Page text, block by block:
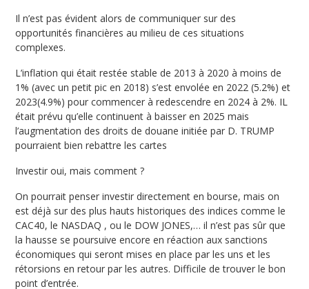
Il n’est pas évident alors de communiquer sur des
opportunités financières au milieu de ces situations
complexes.
L’inflation qui était restée stable de 2013 à 2020 à moins de
1% (avec un petit pic en 2018) s’est envolée en 2022 (5.2%) et
2023(4.9%) pour commencer à redescendre en 2024 à 2%. IL
était prévu qu’elle continuent à baisser en 2025 mais
l’augmentation des droits de douane initiée par D. TRUMP
pourraient bien rebattre les cartes
Investir oui, mais comment ?
On pourrait penser investir directement en bourse, mais on
est déjà sur des plus hauts historiques des indices comme le
CAC40, le NASDAQ , ou le DOW JONES,… il n’est pas sûr que
la hausse se poursuive encore en réaction aux sanctions
économiques qui seront mises en place par les uns et les
rétorsions en retour par les autres. Difficile de trouver le bon
point d’entrée.